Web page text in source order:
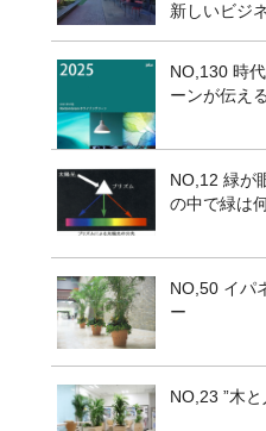
新しいビジ
NO,130 時
ーンが伝え
NO,12 緑
の中で緑は
NO,50 イパ
ー
NO,23 ”木